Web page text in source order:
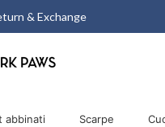
- Up to 40% OFF
abbinati Scarpe